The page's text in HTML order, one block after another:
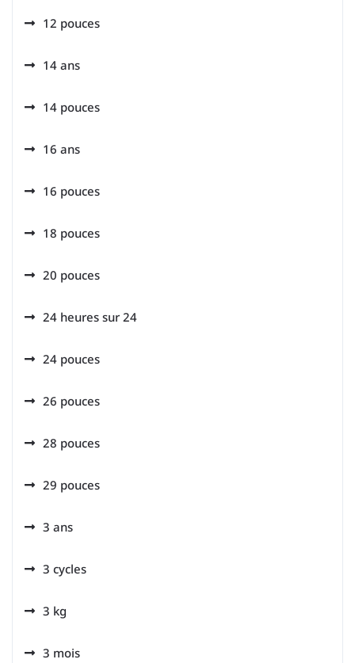
12 pouces
14 ans
14 pouces
16 ans
16 pouces
18 pouces
20 pouces
24 heures sur 24
24 pouces
26 pouces
28 pouces
29 pouces
3 ans
3 cycles
3 kg
3 mois